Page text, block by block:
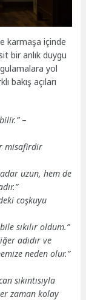
karmaşa içinde
bir anlık duygu
yol
bakış açıları
–
misafirdir
uzun, hem de
coşkuyu
sıkılır oldum.”
adıdır ve
neden olur.”
sıkıntısıyla
zaman kolay